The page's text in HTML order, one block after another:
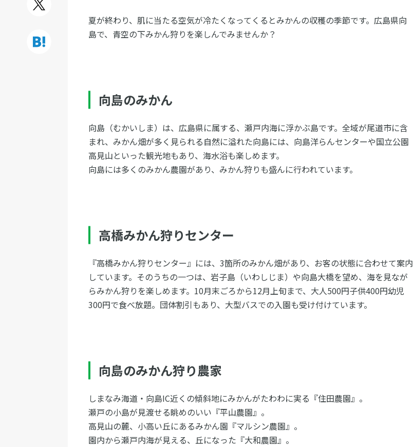
夏が終わり、肌に当たる空気が冷たくなってくるとみかんの収穫の季節です。広島県向
島で、青空の下みかん狩りを楽しんでみませんか？
向島のみかん
向島（むかいしま）は、広島県に属する、瀬戸内海に浮かぶ島です。全域が尾道市に含
まれ、みかん畑が多く見られる自然に溢れた向島には、向島洋らんセンターや国立公園
高見山といった観光地もあり、海水浴も楽しめます。
向島には多くのみかん農園があり、みかん狩りも盛んに行われています。
高橋みかん狩りセンター
『高橋みかん狩りセンター』には、3箇所のみかん畑があり、お客の状態に合わせて案内
しています。そのうちの一つは、岩子島（いわしじま）や向島大橋を望め、海を見なが
らみかん狩りを楽しめます。10月末ごろから12月上旬まで、大人500円子供400円幼児
300円で食べ放題。団体割引もあり、大型バスでの入園も受け付けています。
向島のみかん狩り農家
しまなみ海道・向島IC近くの傾斜地にみかんがたわわに実る『住田農園』。
瀬戸の小島が見渡せる眺めのいい『平山農園』。
高見山の麓、小高い丘にあるみかん園『マルシン農園』。
園内から瀬戸内海が見える、丘になった『大和農園』。